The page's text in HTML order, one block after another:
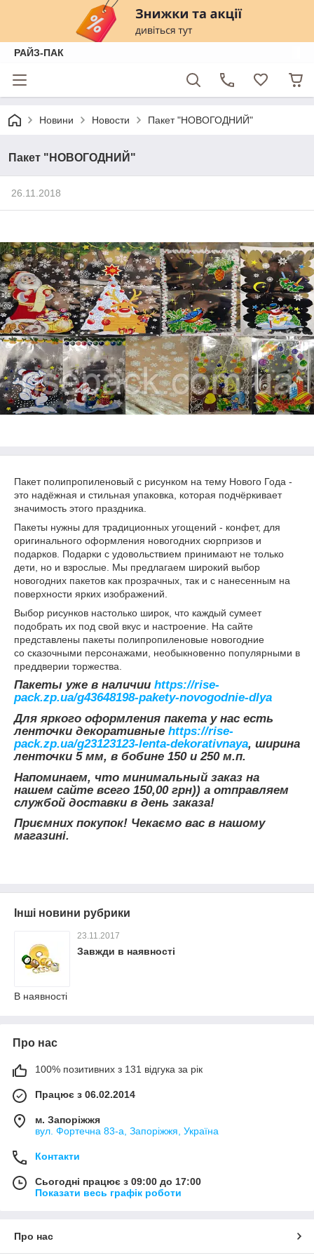
РАЙЗ-ПАК
Новини Новости Пакет "НОВОГОДНИЙ"
Пакет "НОВОГОДНИЙ"
26.11.2018
Пакет полипропиленовый c рисунком на тему Нового Года -
это надёжная и стильная упаковка, которая подчёркивает
значимость этого праздника.
Пакеты нужны для традиционных угощений - конфет, для
оригинального оформления новогодних сюрпризов и
подарков. Подарки с удовольствием принимают не только
дети, но и взрослые. Мы предлагаем широкий выбор
новогодних пакетов как прозрачных, так и с нанесенным на
поверхности ярких изображений.
Выбор рисунков настолько широк, что каждый сумеет
подобрать их под свой вкус и настроение. На сайте
представлены пакеты полипропиленовые новогодние
со сказочными персонажами, необыкновенно популярными в
преддверии торжества.
Пакеты уже в наличии https://rise-
pack.zp.ua/g43648198-pakety-novogodnie-dlya
Для яркого оформления пакета у нас есть
ленточки декоративные https://rise-
pack.zp.ua/g23123123-lenta-dekorativnaya, ширина
ленточки 5 мм, в бобине 150 и 250 м.п.
Напоминаем, что минимальный заказ на
нашем сайте всего 150,00 грн)) а отправляем
службой доставки в день заказа!
Приємних покупок! Чекаємо вас в нашому
магазині.
Інші новини рубрики
23.11.2017
Завжди в наявності
В наявності
Про нас
100% позитивних з 131 відгука за рік
Працює з 06.02.2014
м. Запоріжжя
вул. Фортечна 83-а, Запоріжжя, Україна
Контакти
Сьогодні працює з 09:00 до 17:00
Показати весь графік роботи
Про нас